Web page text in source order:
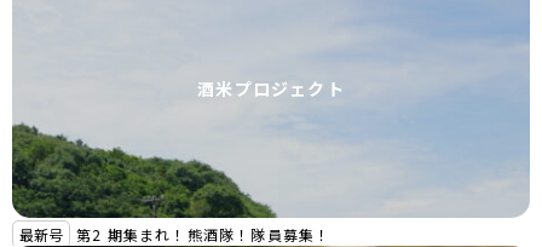
酒米プロジェクト
最新号 第2 期集まれ！熊酒隊！隊員募集！